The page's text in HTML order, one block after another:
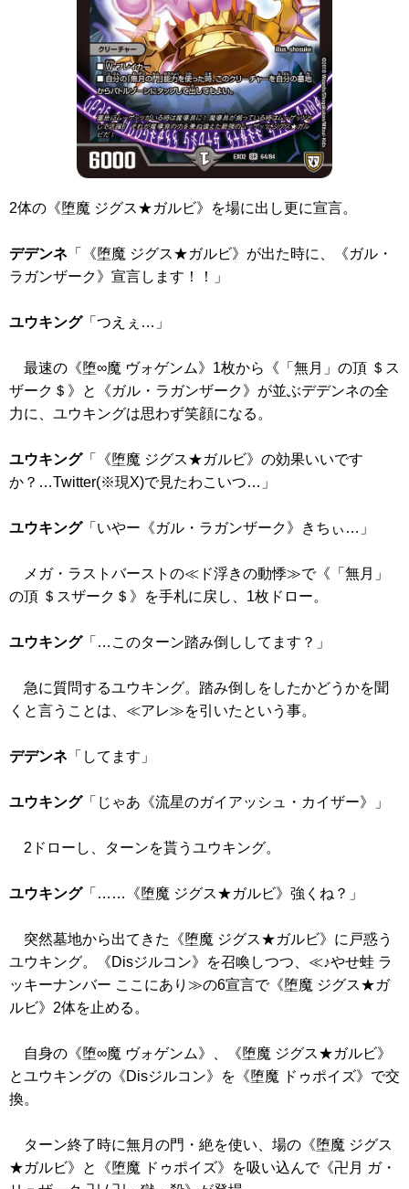
2体の 《堕魔 ジグス★ガルビ》 を場に出し更に宣言。
デデンネ 「 《堕魔 ジグス★ガルビ》 が出た時に、
《ガル・
ラガンザーク》 宣言します！！」
ユウキング「つえぇ…」
最速の 《堕∞魔 ヴォゲンム》 1枚から
《「無月」の頂 ＄ス
ザーク＄》
と 《ガル・ラガンザーク》 が並ぶデデンネの全
力に、ユウキングは思わず笑顔になる。
ユウキング「 《堕魔 ジグス★ガルビ》 の効果いいです
か？…Twitter(※現X)で見たわこいつ…」
ユウキング「いやー 《ガル・ラガンザーク》 きちぃ…」
メガ・ラストバーストの≪ド浮きの動悸≫で《「無月」
の頂 ＄スザーク＄》
を手札に戻し、1枚ドロー。
ユウキング「…このターン踏み倒ししてます？」
急に質問するユウキング。踏み倒しをしたかどうかを聞
くと言うことは、≪アレ≫を引いたという事。
デデンネ 「してます」
ユウキング「じゃあ 《流星のガイアッシュ・カイザー》 」
2ドローし、ターンを貰うユウキング。
ユウキング「…… 《堕魔 ジグス★ガルビ》 強くね？」
突然墓地から出てきた 《堕魔 ジグス★ガルビ》 に戸惑う
ユウキング。
《Disジルコン》
を召喚しつつ、≪♪やせ蛙 ラ
ッキーナンバー ここにあり≫の6宣言で《堕魔 ジグス★ガ
ルビ》 2体を止める。
自身の 《堕∞魔 ヴォゲンム》
《堕魔 ジグス★ガルビ》
とユウキングの 《Disジルコン》 を 《堕魔 ドゥポイズ》 で交
換。
ターン終了時に無月の門・絶を使い、場の 《堕魔 ジグス
★ガルビ》
と 《堕魔 ドゥポイズ》 を吸い込んで《卍月 ガ・